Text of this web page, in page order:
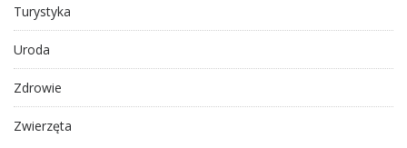
Turystyka
Uroda
Zdrowie
Zwierzęta